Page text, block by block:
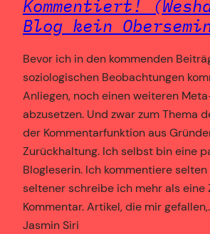
Kommentiert!
Blog kein
Bevor ich in den kommenden
soziologischen Beobachtungen
Anliegen, noch einen weiteren
abzusetzen. Und zwar zum Thema
der Kommentarfunktion aus
Zurückhaltung. Ich selbst bin eine
Blogleserin. Ich kommentiere
seltener schreibe ich mehr als eine
Kommentar. Artikel, die mir
Jasmin Siri